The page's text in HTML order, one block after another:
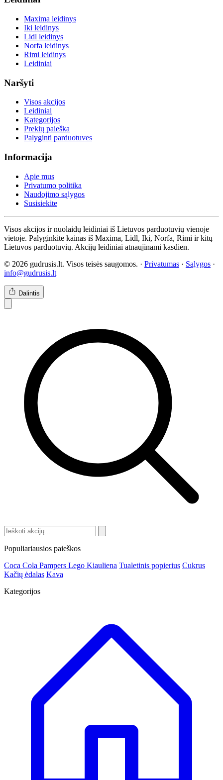
Maxima leidinys
Iki leidinys
Lidl leidinys
Norfa leidinys
Rimi leidinys
Leidiniai
Naršyti
Visos akcijos
Leidiniai
Kategorijos
Prekių paieška
Palyginti parduotuves
Informacija
Apie mus
Privatumo politika
Naudojimo sąlygos
Susisiekite
Visos akcijos ir nuolaidų leidiniai iš Lietuvos parduotuvių vienoje
vietoje. Palyginkite kainas iš Maxima, Lidl, Iki, Norfa, Rimi ir kitų
Lietuvos parduotuvių. Akcijų leidiniai atnaujinami kasdien.
© 2026 gudrusis.lt. Visos teisės saugomos. · Privatumas · Sąlygos ·
info@gudrusis.lt
Dalintis
Populiariausios paieškos
Coca Cola Pampers Lego Kiauliena Tualetinis popierius Cukrus
Kačių ėdalas Kava
Kategorijos